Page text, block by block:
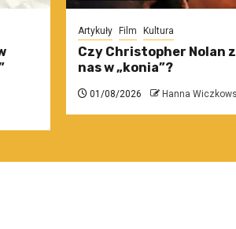
Artykuły Film Kultura
Czy Christopher Nolan
nas w „konia”?
01/08/2026 Hanna